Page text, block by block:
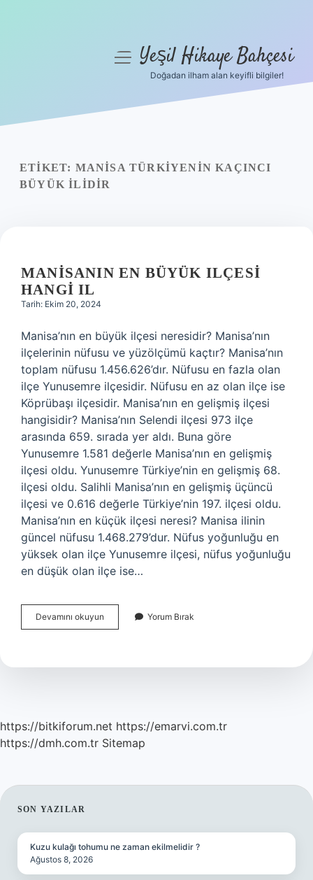
Yasal Uyarı
menüyüYeşil Hikaye Bahçesi
Doğadan ilham alan keyifli bilgiler!
ETIKET: MANISA TÜRKIYENIN KAÇINCI
BÜYÜK ILIDIR
MANISANIN EN BÜYÜK ILÇESI
HANGI IL
Tarih: Ekim 20, 2024
Manisa’nın en büyük ilçesi neresidir? Manisa’nın
ilçelerinin nüfusu ve yüzölçümü kaçtır? Manisa’nın
toplam nüfusu 1.456.626’dır. Nüfusu en fazla olan
ilçe Yunusemre ilçesidir. Nüfusu en az olan ilçe ise
Köprübaşı ilçesidir. Manisa’nın en gelişmiş ilçesi
hangisidir? Manisa’nın Selendi ilçesi 973 ilçe
arasında 659. sırada yer aldı. Buna göre
Yunusemre 1.581 değerle Manisa’nın en gelişmiş
ilçesi oldu. Yunusemre Türkiye’nin en gelişmiş 68.
ilçesi oldu. Salihli Manisa’nın en gelişmiş üçüncü
ilçesi ve 0.616 değerle Türkiye’nin 197. ilçesi oldu.
Manisa’nın en küçük ilçesi neresi? Manisa ilinin
güncel nüfusu 1.468.279’dur. Nüfus yoğunluğu en
yüksek olan ilçe Yunusemre ilçesi, nüfus yoğunluğu
en düşük olan ilçe ise…
Devamını okuyun Manisanın
En
Hangi
Yorum Bırak
https://bitkiforum.net https://emarvi.com.tr
https://dmh.com.tr Sitemap
SIDEBAR
SON YAZILAR
Kuzu kulağı tohumu ne zaman ekilmelidir ?
Ağustos 8, 2026